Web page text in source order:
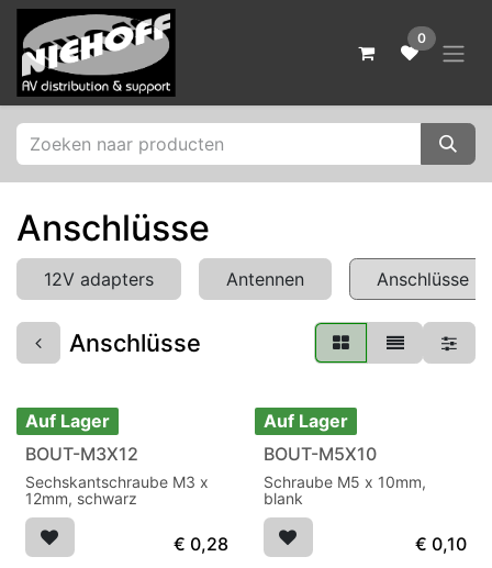
Zum Inhalt springen
0
Anschlüsse
12V adapters Antennen Anschlüsse
Anschlüsse
Auf Lager
BOUT-M3X12
Sechskantschraube M3 x
12mm, schwarz
€ 0,28
Auf Lager
BOUT-M5X10
Schraube M5 x 10mm,
blank
€ 0,10